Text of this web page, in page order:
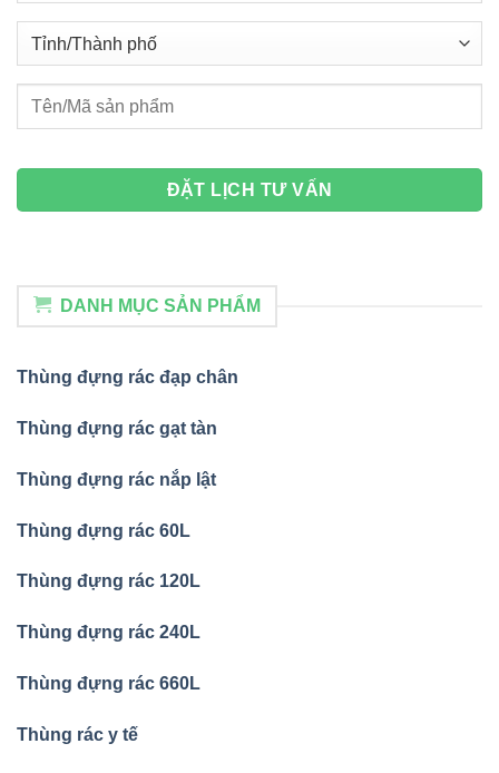
DANH MỤC SẢN PHẨM
Thùng đựng rác đạp chân
Thùng đựng rác gạt tàn
Thùng đựng rác nắp lật
Thùng đựng rác 60L
Thùng đựng rác 120L
Thùng đựng rác 240L
Thùng đựng rác 660L
Thùng rác y tế